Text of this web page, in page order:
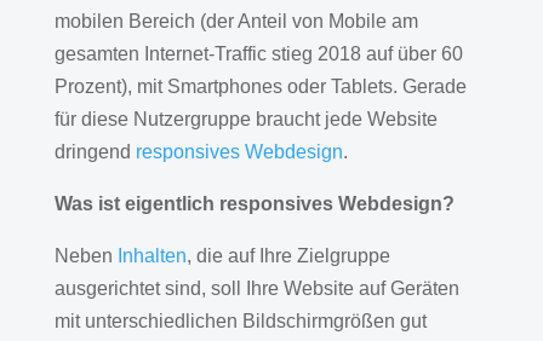
mobilen Bereich (der Anteil von Mobile am
gesamten Internet-Traffic stieg 2018 auf über 60
Prozent), mit Smartphones oder Tablets. Gerade
für diese Nutzergruppe braucht jede Website
dringend responsives Webdesign.
Was ist eigentlich responsives Webdesign?
Neben Inhalten, die auf Ihre Zielgruppe
ausgerichtet sind, soll Ihre Website auf Geräten
mit unterschiedlichen Bildschirmgrößen gut